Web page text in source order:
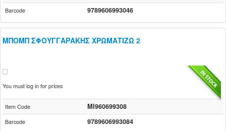
Barcode 9789606993046
ΜΠΟΜΠ ΣΦΟΥΓΓΑΡΑΚΗΣ ΧΡΩΜΑΤΙΖΩ 2
You must log in for prices
Item Code MI960699308
Barcode 9789606993084